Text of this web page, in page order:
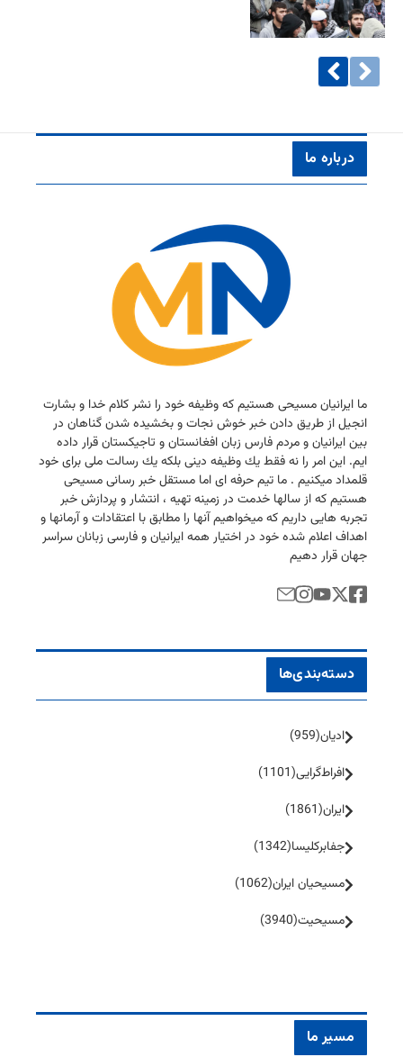
درباره ما
ما ایرانیان مسیحی هستیم كه وظیفه خود را نشر كلام خدا و بشارت
انجیل از طریق دادن خبر خوش نجات و بخشیده شدن گناهان در
بین ایرانیان و مردم فارس زبان افغانستان و تاجیكستان قرار داده
ایم. این امر را نه فقط یك وظیفه دینی بلكه یك رسالت ملی برای خود
قلمداد میكنیم . ما تیم حرفه ای اما مستقل خبر رسانی مسیحی
هستیم كه از سالها خدمت در زمینه تهیه ، انتشار و پردازش خبر
تجربه هایی داریم كه میخواهیم آنها را مطابق با اعتقادات و آرمانها و
اهداف اعلام شده خود در اختیار همه ایرانیان و فارسی زبانان سراسر
جهان قرار دهیم
دسته‌بندی‌ها
ادیان(959)
افراط‌گرایی(1101)
ایران(1861)
جفا‌بر‌کلیسا(1342)
مسیحیان ایران(1062)
مسیحیت(3940)
مسیر ما